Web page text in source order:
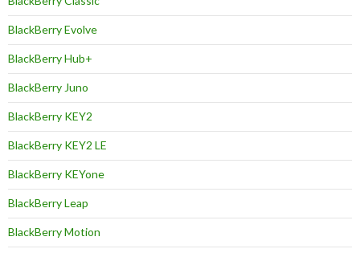
BlackBerry Evolve
BlackBerry Hub+
BlackBerry Juno
BlackBerry KEY2
BlackBerry KEY2 LE
BlackBerry KEYone
BlackBerry Leap
BlackBerry Motion